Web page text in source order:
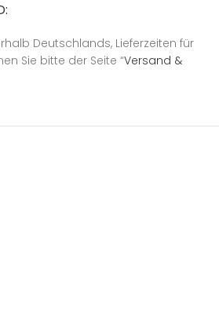
Deutschlands, Lieferzeiten für
Sie bitte der Seite “Versand &